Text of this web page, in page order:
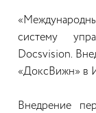
систему
Docsvision.
«ДоксВижн» в
Внедрение